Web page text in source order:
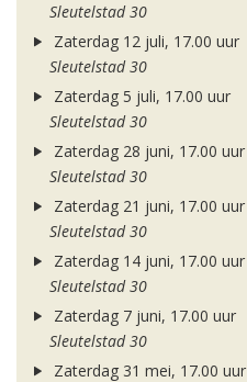
Sleutelstad 30
Zaterdag 12 juli, 17.00 uur
Sleutelstad 30
Zaterdag 5 juli, 17.00 uur
Sleutelstad 30
Zaterdag 28 juni, 17.00 uur
Sleutelstad 30
Zaterdag 21 juni, 17.00 uur
Sleutelstad 30
Zaterdag 14 juni, 17.00 uur
Sleutelstad 30
Zaterdag 7 juni, 17.00 uur
Sleutelstad 30
Zaterdag 31 mei, 17.00 uur